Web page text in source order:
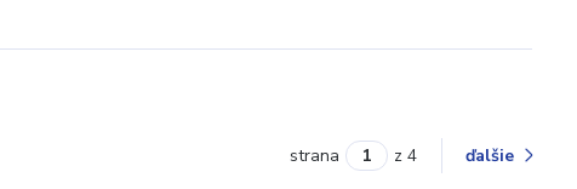
strana z 4 ďalšie